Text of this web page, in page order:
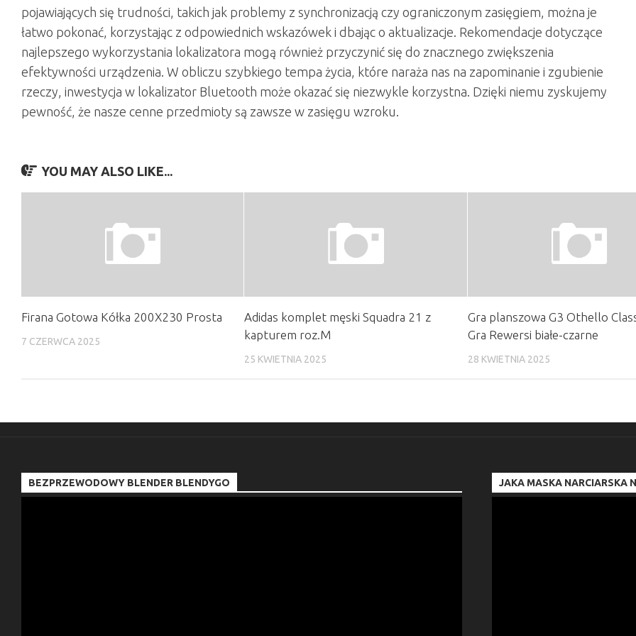
pojawiających się trudności, takich jak problemy z synchronizacją czy ograniczonym zasięgiem, można je
łatwo pokonać, korzystając z odpowiednich wskazówek i dbając o aktualizacje. Rekomendacje dotyczące
najlepszego wykorzystania lokalizatora mogą również przyczynić się do znacznego zwiększenia
efektywności urządzenia. W obliczu szybkiego tempa życia, które naraża nas na zapominanie i zgubienie
rzeczy, inwestycja w lokalizator Bluetooth może okazać się niezwykle korzystna. Dzięki niemu zyskujemy
pewność, że nasze cenne przedmioty są zawsze w zasięgu wzroku.
YOU MAY ALSO LIKE...
Firana Gotowa Kółka 200X230 Prosta
7 CZERWCA 2025
Adidas komplet męski Squadra 21 z
kapturem roz.M
25 KWIETNIA 2025
Gra planszowa G3 Othello
Gra Rewersi białe-czarne
28 KWIETNIA 2025
BEZPRZEWODOWY BLENDER BLENDYGO JAKA MASKA NARCIARSKA